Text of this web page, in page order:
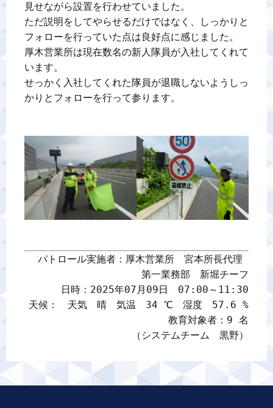
見せながら設置を行わせていました。
ただ説明をしてやらせるだけではなく、しっかりと
フォローを行っていた点は良好点に感じました。
厚木営業所は現在数名の新人隊員が入社してくれて
います。
せっかく入社してくれた隊員が退職しないようしっ
かりとフォローを行って参ります。
パトロール実施者：厚木営業所　宮本所長代理
第一業務部　新堀チーフ
日時：2025年07月09日　07:00～11:30
天候：　天気　晴　気温　34 ℃　湿度　57.6 %
教育対象者：9 名
（システムチーム　黒野）